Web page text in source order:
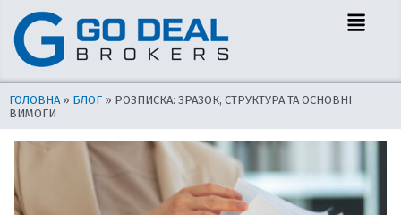
Перейти
до
вмісту
Menu
ГОЛОВНА » БЛОГ » РОЗПИСКА: ЗРАЗОК, СТРУКТУРА ТА ОСНОВНІ
ВИМОГИ
Навігація
по
запису